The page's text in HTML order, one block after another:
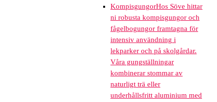
KompisgungorHos Söve hittar
ni robusta kompisgungor och
fågelbogungor framtagna för
intensiv användning i
lekparker och på skolgårdar.
Våra gungställningar
kombinerar stommar av
naturligt trä eller
underhållsfritt aluminium med